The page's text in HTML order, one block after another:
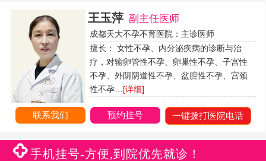
王玉萍 副主任医师
成都天大不孕不育医院：主诊医师
擅长： 女性不孕、内分泌疾病的诊断与治
疗，对输卵管性不孕、卵巢性不孕、子宫性
不孕、外阴阴道性不孕、盆腔性不孕、宫颈
性不孕… [详细]
联系我们 预约挂号 一键拨打医院电话
手机挂号-方便,到院优先就诊！